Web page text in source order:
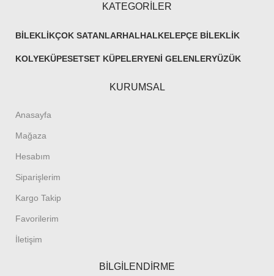
KATEGORİLER
BILEKLIKÇOK SATANLARHALHALKELEPÇE BILEKLIK
KOLYEKÜPESETSET KÜPELERYENI GELENLERYÜZÜK
KURUMSAL
Anasayfa
Mağaza
Hesabım
Siparişlerim
Kargo Takip
Favorilerim
İletişim
BİLGİLENDİRME